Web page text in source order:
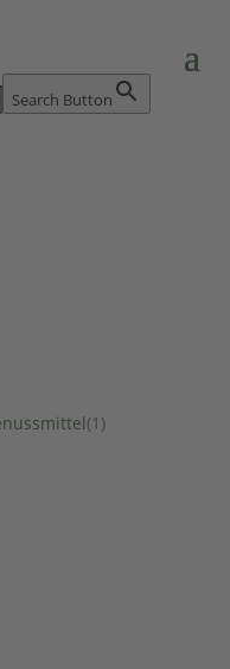
Search Button
(1 )